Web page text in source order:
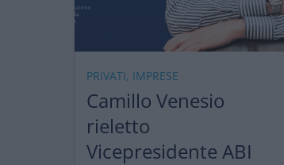
PRIVATI, IMPRESE
Camillo Venesio
rieletto
Vicepresidente ABI